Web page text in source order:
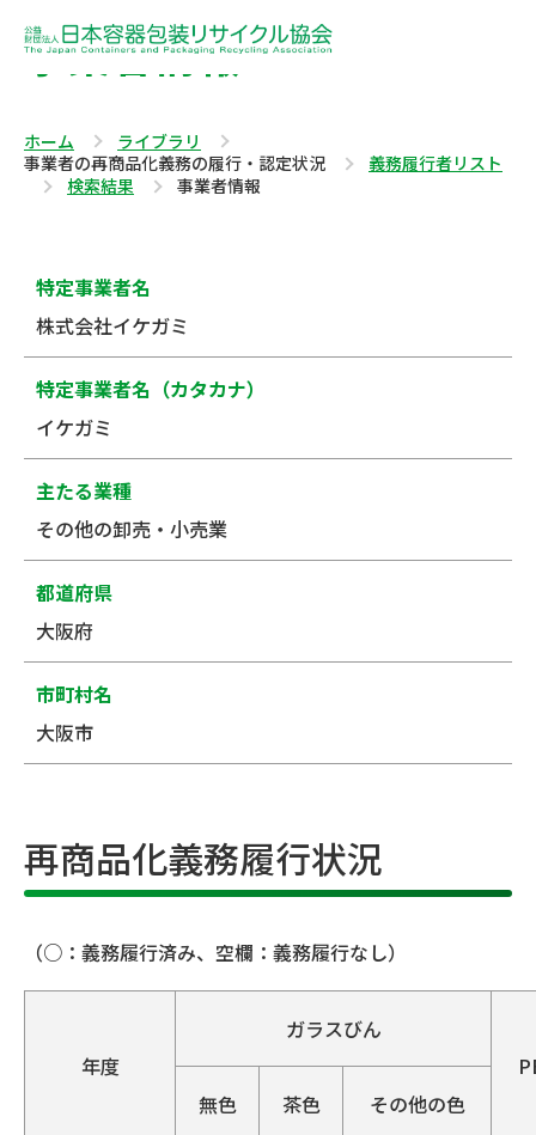
事業者情報
ホーム
ライブラリ
事業者の再商品化義務の履行・認定状況
義務履行者リスト
検索結果
事業者情報
特定事業者名
株式会社イケガミ
特定事業者名（カタカナ）
イケガミ
主たる業種
その他の卸売・小売業
都道府県
大阪府
市町村名
大阪市
再商品化義務履行状況
（○：義務履行済み、空欄：義務履行なし）
年度
ガラスびん
無色
茶色 その他の色